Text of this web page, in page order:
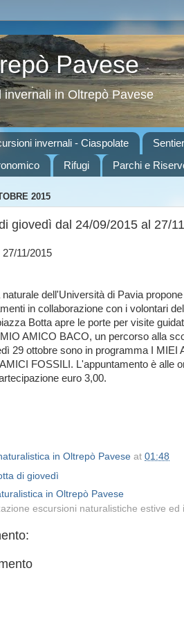
Pavese
in Oltrepò Pavese
invernali - Ciaspolate
Rifugi Parchi e
2015
giovedì dal 24/09/2015 al 27/
27/11/2015
naturale dell'Università di Pavia
in collaborazione con i volontari
Botta apre le porte per visite
AMICO BACO, un percorso alla
29 ottobre sono in programma I MIEI
FOSSILI. L'appuntamento è alle
euro 3,00.
in Oltrepò Pavese at 01:48
di giovedì
in Oltrepò Pavese
escursioni naturalistiche estive ed